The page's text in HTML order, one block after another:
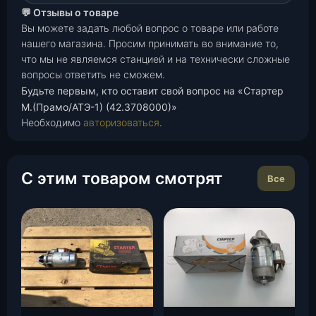
💬 Отзывы о товаре
Вы можете задать любой вопрос о товаре или работе
нашего магазина. Просим принимать во внимание то,
что мы не являемся станцией и на технически сложные
вопросы ответить не сможем.
Будьте первым, кто оставит свой вопрос на «Стартер
М.(Прамо/АТЭ-1) (42.3708000)»
Необходимо авторизоваться.
С этим товаром смотрят Все